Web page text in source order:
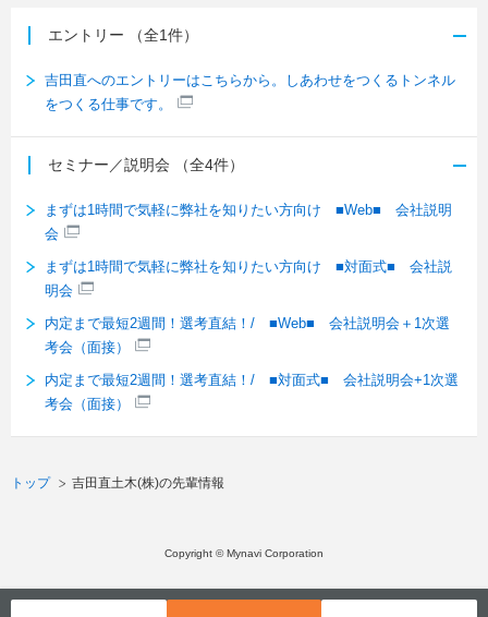
エントリー （全1件）
吉田直へのエントリーはこちらから。しあわせをつくるトンネル
をつくる仕事です。
セミナー／説明会 （全4件）
まずは1時間で気軽に弊社を知りたい方向け ■Web■ 会社説明
会
まずは1時間で気軽に弊社を知りたい方向け ■対面式■ 会社説
明会
内定まで最短2週間！選考直結！/ ■Web■ 会社説明会＋1次選
考会（面接）
内定まで最短2週間！選考直結！/ ■対面式■ 会社説明会+1次選
考会（面接）
トップ 吉田直土木(株)の先輩情報
Copyright © Mynavi Corporation